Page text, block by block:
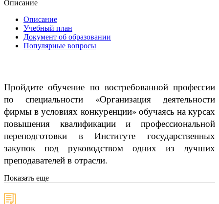
Описание
Описание
Учебный план
Документ об образовании
Популярные вопросы
Пройдите обучение по востребованной профессии
по специальности «Организация деятельности
фирмы в условиях конкуренции» обучаясь на курсах
повышения квалификации и профессиональной
переподготовки в Институте государственных
закупок под руководством одних из лучших
преподавателей в отрасли.
Показать еще